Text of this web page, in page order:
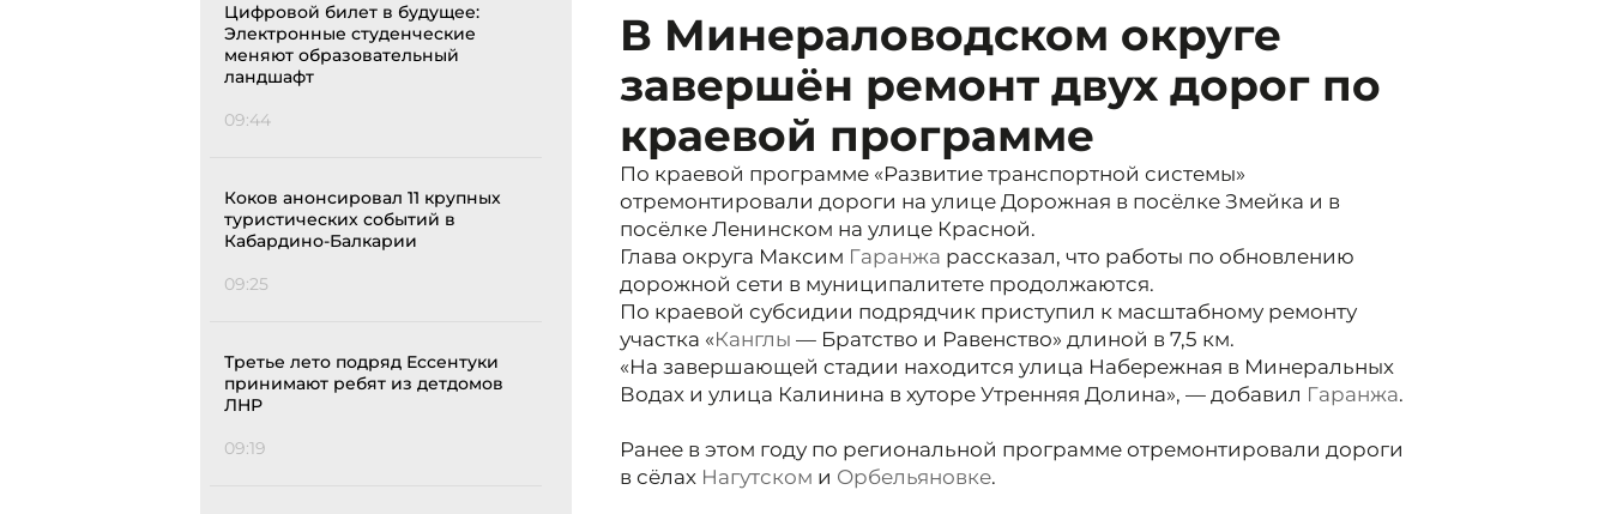
Цифровой билет в будущее:
Электронные студенческие
меняют образовательный
ландшафт
09:44
Коков анонсировал 11 крупных
туристических событий в
Кабардино-Балкарии
09:25
Третье лето подряд Ессентуки
принимают ребят из детдомов
ЛНР
09:19
В Минераловодском округе
завершён ремонт двух дорог по
краевой программе
По краевой программе «Развитие транспортной системы»
отремонтировали дороги на улице Дорожная в посёлке Змейка и в
посёлке Ленинском на улице Красной.
Глава округа Максим Гаранжа рассказал, что работы по обновлению
дорожной сети в муниципалитете продолжаются.
По краевой субсидии подрядчик приступил к масштабному ремонту
участка «Канглы — Братство и Равенство» длиной в 7,5 км.
«На завершающей стадии находится улица Набережная в Минеральных
Водах и улица Калинина в хуторе Утренняя Долина», — добавил Гаранжа.
Ранее в этом году по региональной программе отремонтировали дороги
в сёлах Нагутском и Орбельяновке.